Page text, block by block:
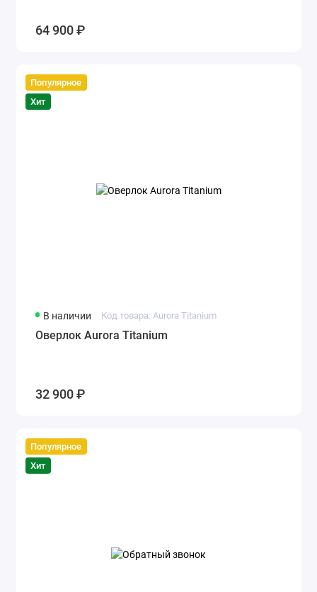
64 900 ₽
Популярное
Хит
В наличии Код товара: Aurora Titanium
Оверлок Aurora Titanium
32 900 ₽
Популярное
Хит